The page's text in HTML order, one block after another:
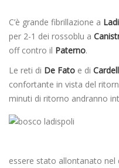
C’è grande fibrillazione a
per 2-1 dei rossoblu a
off contro il Paterno.
Le reti di De Fato e di
confortante in vista del
minuti di ritorno andranno
essere stato allontanato nel